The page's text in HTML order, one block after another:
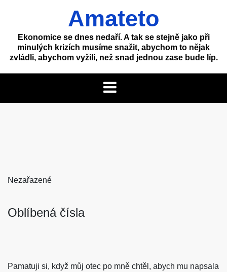
Amateto
Ekonomice se dnes nedaří. A tak se stejně jako při
minulých krizích musíme snažit, abychom to nějak
zvládli, abychom vyžili, než snad jednou zase bude líp.
Nezařazené
Oblíbená čísla
Pamatuji si, když můj otec po mně chtěl, abych mu napsala